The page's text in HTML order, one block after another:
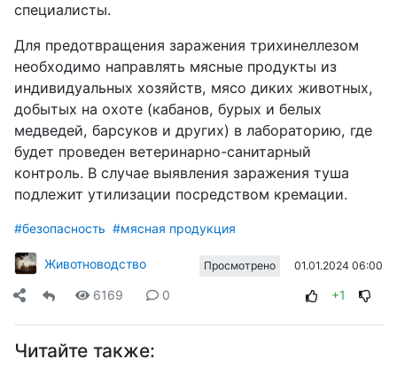
специалисты.
Для предотвращения заражения трихинеллезом
необходимо направлять мясные продукты из
индивидуальных хозяйств, мясо диких животных,
добытых на охоте (кабанов, бурых и белых
медведей, барсуков и других) в лабораторию, где
будет проведен ветеринарно-санитарный
контроль. В случае выявления заражения туша
подлежит утилизации посредством кремации.
#безопасность #мясная продукция
Животноводство Просмотрено 01.01.2024 06:00
6169 0 +1
Читайте также: